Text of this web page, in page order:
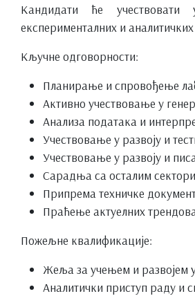
Кандидати ће учествовати
експерименталних и
Кључне одговорности:
Планирање и спровођење
Активно учествовање у
Анализа података и
Учествовање у развоју и
Учествовање у развоју и
Сарадња са осталим
Припрема техничке
Праћење актуелних
Пожељне квалификације:
Жеља за учењем и развојем
Аналитички приступ раду и